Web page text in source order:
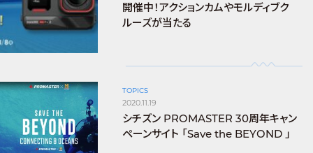
開催中！アクションカムやモルディブク
ルーズが当たる
TOPICS
2020.11.19
シチズン PROMASTER 30周年キャン
ペーンサイト 「Save the BEYOND 」